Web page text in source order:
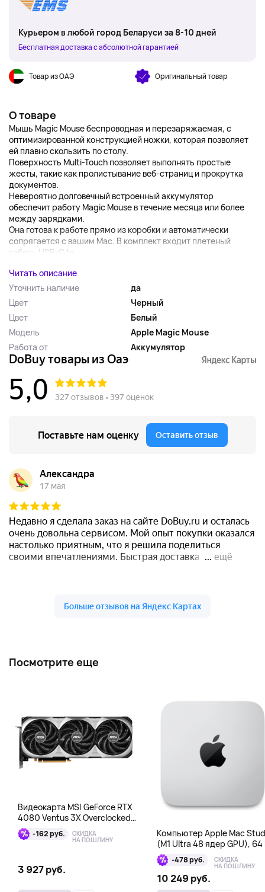
Курьером в любой город Беларуси за 8-10 дней
Бесплатная доставка с абсолютной гарантией
Товар из ОАЭ Оригинальный товар
О товаре
Мышь Magic Mouse беспроводная и перезаряжаемая, с
оптимизированной конструкцией ножки, которая позволяет
ей плавно скользить по столу.
Поверхность Multi-Touch позволяет выполнять простые
жесты, такие как пролистывание веб-страниц и прокрутка
документов.
Невероятно долговечный встроенный аккумулятор
обеспечит работу Magic Mouse в течение месяца или более
между зарядками.
Она готова к работе прямо из коробки и автоматически
сопрягается с вашим Mac. В комплект входит плетеный
кабель USB-C to ...
Читать описание
Уточнить наличие
да
Цвет
Черный
Цвет
Белый
Модель
Apple Magic Mouse
Работа от
Аккумулятор
Посмотрите еще
Видеокарта MSI GeForce RTX
4080 Ventus 3X Overclocked
16GB DDR6X
-162 руб. СКИДКА
НА ПОШЛИНУ
3 927 руб.
Компьютер Apple Mac
(M1 Ultra 48 ядер GPU), 64
1 Тб -478 руб. СКИДКА
НА ПОШЛИНУ
10 249 руб.